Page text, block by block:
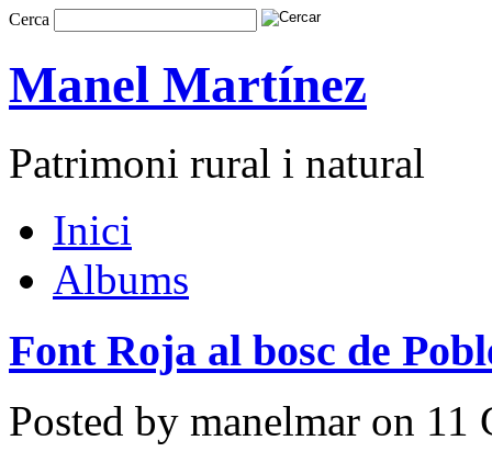
Cerca
Manel Martínez
Patrimoni rural i natural
Inici
Albums
Font Roja al bosc de
Posted by manelmar on 11